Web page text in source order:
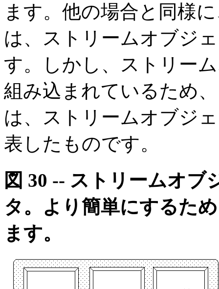
ます。他の場合と同様
は、ストリームオブジ
す。しかし、ストリー
組み込まれているため
は、ストリームオブジ
表したものです。
図 30 -- ストリームオ
タ。より簡単にするた
ます。